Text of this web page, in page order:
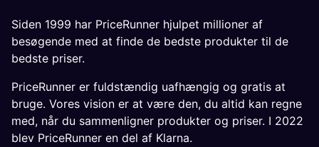
Siden 1999 har PriceRunner hjulpet millioner af
besøgende med at finde de bedste produkter til de
bedste priser.
PriceRunner er fuldstændig uafhængig og gratis at
bruge. Vores vision er at være den, du altid kan regne
med, når du sammenligner produkter og priser. I 2022
blev PriceRunner en del af Klarna.